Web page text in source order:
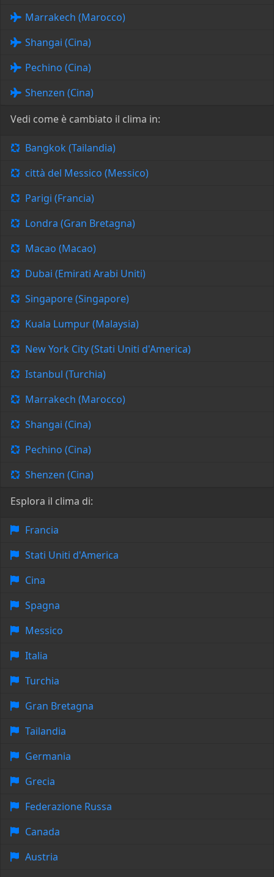
Marrakech (Marocco)
Shangai (Cina)
Pechino (Cina)
Shenzen (Cina)
Vedi come è cambiato il clima in:
Bangkok (Tailandia)
città del Messico (Messico)
Parigi (Francia)
Londra (Gran Bretagna)
Macao (Macao)
Dubai (Emirati Arabi Uniti)
Singapore (Singapore)
Kuala Lumpur (Malaysia)
New York City (Stati Uniti d'America)
Istanbul (Turchia)
Marrakech (Marocco)
Shangai (Cina)
Pechino (Cina)
Shenzen (Cina)
Esplora il clima di:
Francia
Stati Uniti d'America
Cina
Spagna
Messico
Italia
Turchia
Gran Bretagna
Tailandia
Germania
Grecia
Federazione Russa
Canada
Austria